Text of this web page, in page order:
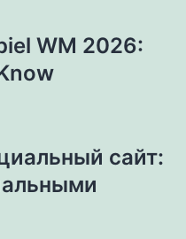
WM 2026:
сайт: